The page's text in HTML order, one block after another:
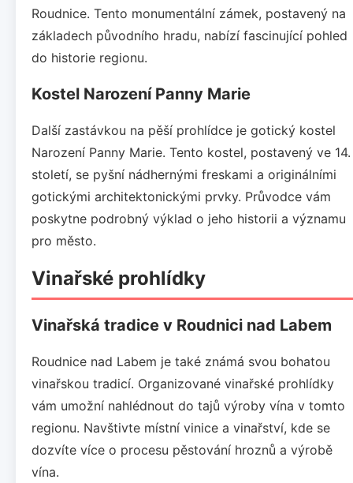
Roudnice. Tento monumentální zámek, postavený na
základech původního hradu, nabízí fascinující pohled
do historie regionu.
Kostel Narození Panny Marie
Další zastávkou na pěší prohlídce je gotický kostel
Narození Panny Marie. Tento kostel, postavený ve 14.
století, se pyšní nádhernými freskami a originálními
gotickými architektonickými prvky. Průvodce vám
poskytne podrobný výklad o jeho historii a významu
pro město.
Vinařské prohlídky
Vinařská tradice v Roudnici nad Labem
Roudnice nad Labem je také známá svou bohatou
vinařskou tradicí. Organizované vinařské prohlídky
vám umožní nahlédnout do tajů výroby vína v tomto
regionu. Navštivte místní vinice a vinařství, kde se
dozvíte více o procesu pěstování hroznů a výrobě
vína.